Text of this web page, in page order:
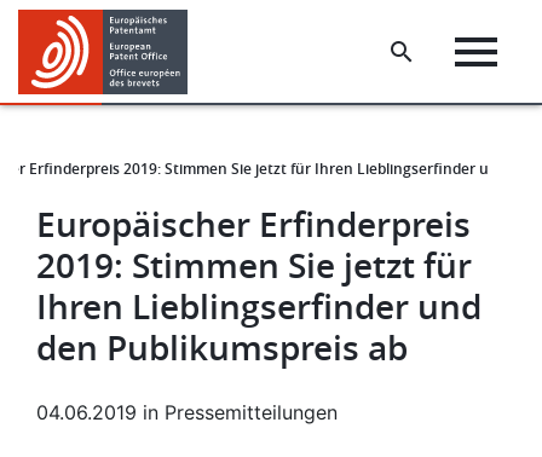
Skip
main
content
Skip
footer
Erfinderpreis 2019: Stimmen Sie jetzt für Ihren Lieblingserfinder und den
Europäischer Erfinderpreis
2019: Stimmen Sie jetzt für
Ihren Lieblingserfinder und
den Publikumspreis ab
04.06.2019 in Pressemitteilungen